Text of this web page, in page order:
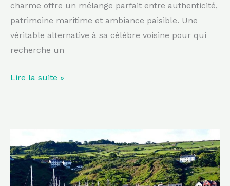
charme offre un mélange parfait entre authenticité,
patrimoine maritime et ambiance paisible. Une
véritable alternative à sa célèbre voisine pour qui
recherche un
Lire la suite »
connue
que
Brest,